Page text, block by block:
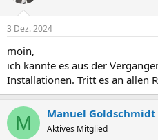
3 Dez. 2024
moin,
ich kannte es aus der
Installationen. Tritt es an allen
M Manuel Goldschmidt
Aktives Mitglied